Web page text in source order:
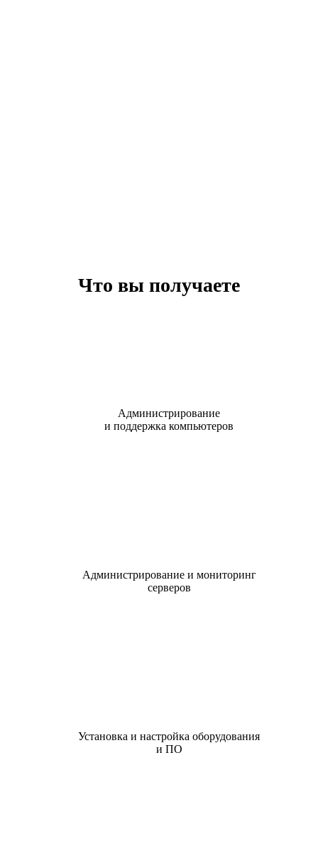
Что вы получаете
Администрирование
и поддержка компьютеров
Администрирование и мониторинг
серверов
Установка и настройка оборудования
и ПО